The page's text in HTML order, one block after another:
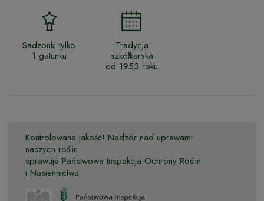
Sadzonki tylko
1 gatunku
Tradycja
szkółkarska
od 1953 roku
Kontrolowana jakość! Nadzór nad uprawami
naszych roślin
sprawuje Państwowa Inspekcja Ochrony Roślin
i Nasiennictwa